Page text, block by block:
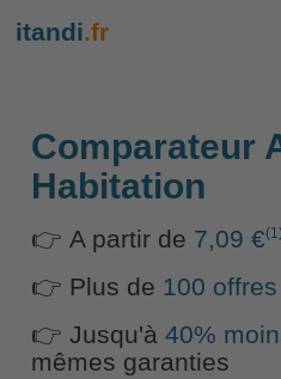
itandi.fr
Comparateur
Habitation
👉 A partir de 7,09 €(1)
👉 Plus de 100 offres
👉 Jusqu'à 40%
mêmes garanties